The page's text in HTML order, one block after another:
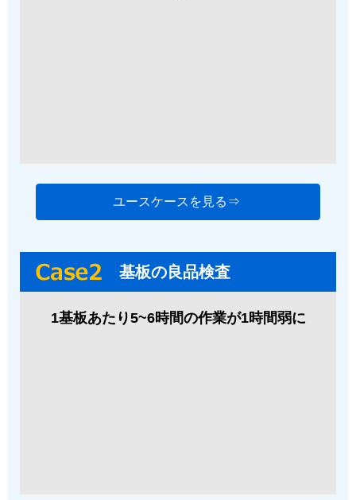
ユースケースを見る⇒
基板の良品検査
1基板あたり5~6時間の作業が1時間弱に